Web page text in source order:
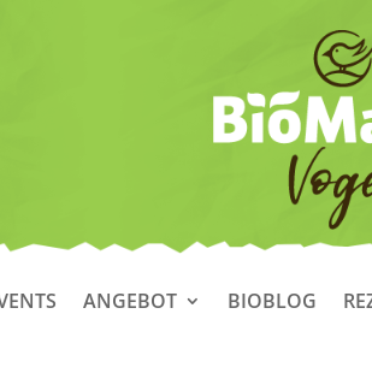
ANGEBOT BIOBLOG